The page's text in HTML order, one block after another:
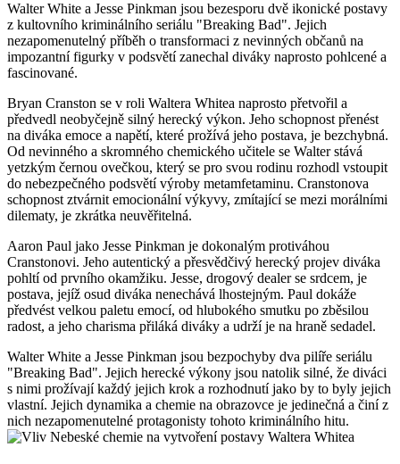
Walter ⁤White a Jesse Pinkman jsou bezesporu ⁣dvě ikonické postavy
z kultovního kriminálního seriálu "Breaking Bad". Jejich
nezapomenutelný⁢ příběh o transformaci z nevinných⁢ občanů na
impozantní figurky v podsvětí zanechal diváky naprosto pohlcené a
fascinované.
Bryan Cranston se v roli⁤ Waltera Whitea ⁤naprosto přetvořil ⁢a
předvedl⁢ neobyčejně silný herecký výkon. Jeho schopnost přenést
na diváka ⁤emoce a napětí,‌ které prožívá jeho postava, je⁤ bezchybná.
Od nevinného a skromného chemického učitele‍ se Walter stává
yetzkým‍ černou ovečkou, který se pro svou rodinu rozhodl vstoupit
do ⁣nebezpečného ⁢podsvětí výroby metamfetaminu.​ Cranstonova
schopnost ztvárnit emocionální výkyvy, zmítající ⁤se mezi morálními
dilematy, je ​zkrátka ‌neuvěřitelná.
Aaron​ Paul jako Jesse Pinkman je dokonalým protiváhou
Cranstonovi. Jeho autentický a přesvědčivý herecký projev diváka
pohltí ‌od prvního okamžiku. Jesse, drogový dealer se srdcem, je
postava, jejíž osud diváka nenechává lhostejným. Paul dokáže
předvést velkou paletu ⁣emocí, od ⁤hlubokého⁤ smutku po zběsilou
radost, a jeho charisma přiláká diváky a udrží je na‌ hraně⁤ sedadel.
Walter White a Jesse Pinkman jsou bezpochyby dva pilíře seriálu
"Breaking Bad". Jejich herecké výkony‍ jsou natolik silné, že diváci
s nimi prožívají každý jejich krok a rozhodnutí jako by to byly jejich
vlastní.‍ Jejich dynamika​ a chemie na obrazovce je⁣ jedinečná a činí z
nich nezapomenutelné protagonisty tohoto kriminálního hitu.